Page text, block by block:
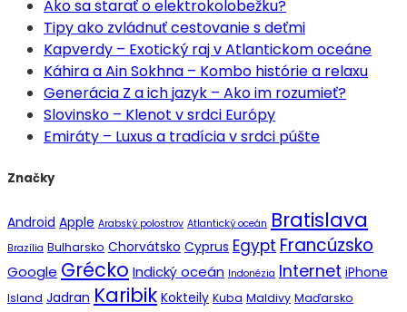
Ako sa starať o elektrokolobežku?
Tipy ako zvládnuť cestovanie s deťmi
Kapverdy – Exotický raj v Atlantickom oceáne
Káhira a Ain Sokhna – Kombo histórie a relaxu
Generácia Z a ich jazyk – Ako im rozumieť?
Slovinsko – Klenot v srdci Európy
Emiráty – Luxus a tradícia v srdci púšte
Značky
Android Apple Arabský polostrov Atlantický oceán Bratislava
Brazília Bulharsko Chorvátsko Cyprus Egypt Francúzsko
Google Grécko Indický oceán Indonézia Internet iPhone
Island Jadran Karibik Kokteily Kuba Maldivy Maďarsko